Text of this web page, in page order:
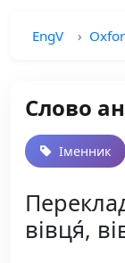
EngV
Слово
Іменник
вівця́,